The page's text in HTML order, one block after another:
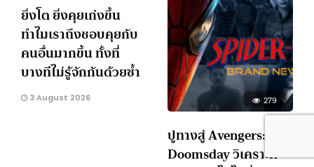
ยิ่งโต ยิ่งคุยเก่งขึ้น
ทำไมเราถึงชอบคุยกับ
คนอื่นมากขึ้น ทั้งที่
บางทีไม่รู้จักกันด้วยซ้ำ
3 August 2026 279
ปูทางสู่ Avengers:
Doomsday วิเคราะห์